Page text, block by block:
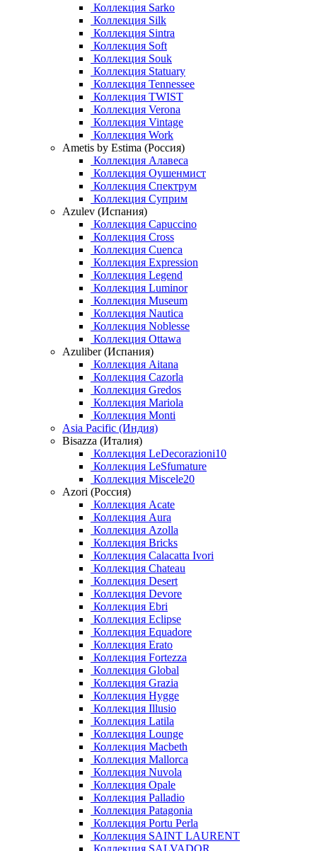
Коллекция Sarko
Коллекция Silk
Коллекция Sintra
Коллекция Soft
Коллекция Souk
Коллекция Statuary
Коллекция Tennessee
Коллекция TWIST
Коллекция Verona
Коллекция Vintage
Коллекция Work
Ametis by Estima (Россия)
Коллекция Алавеса
Коллекция Оушенмист
Коллекция Спектрум
Коллекция Суприм
Azulev (Испания)
Коллекция Capuccino
Коллекция Cross
Коллекция Cuenca
Коллекция Expression
Коллекция Legend
Коллекция Luminor
Коллекция Museum
Коллекция Nautica
Коллекция Noblesse
Коллекция Ottawa
Azuliber (Испания)
Коллекция Aitana
Коллекция Cazorla
Коллекция Gredos
Коллекция Mariola
Коллекция Monti
Asia Pacific (Индия)
Bisazza (Италия)
Коллекция LeDecorazioni10
Коллекция LeSfumature
Коллекция Miscele20
Azori (Россия)
Коллекция Acate
Коллекция Aura
Коллекция Azolla
Коллекция Bricks
Коллекция Calacatta Ivori
Коллекция Chateau
Коллекция Desert
Коллекция Devore
Коллекция Ebri
Коллекция Eclipse
Коллекция Equadore
Коллекция Erato
Коллекция Fortezza
Коллекция Global
Коллекция Grazia
Коллекция Hygge
Коллекция Illusio
Коллекция Latila
Коллекция Lounge
Коллекция Macbeth
Коллекция Mallorca
Коллекция Nuvola
Коллекция Opale
Коллекция Palladio
Коллекция Patagonia
Коллекция Portu Perla
Коллекция SAINT LAURENT
Коллекция SALVADOR